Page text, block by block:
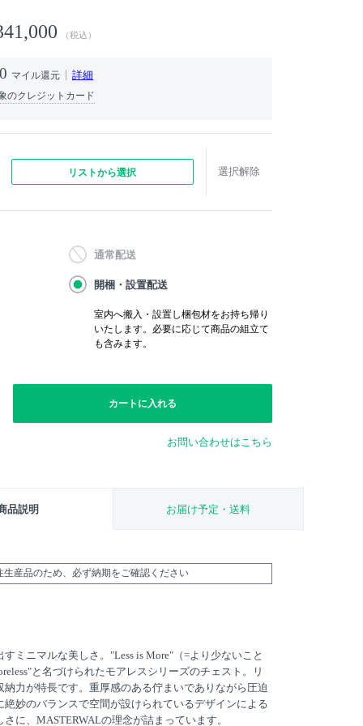
（税込）
マイル還元 詳細
のクレジットカード
リストから選択 選択解除
通常配送
開梱・設置配送
室内へ搬入・設置し梱包材をお持ち帰り
いたします。必要に応じて商品の組立て
も含みます。
カートに入れる
お問い合わせはこちら
品説明 お届け予定・送料
産品のため、必ず納期をご確認ください
ミニマルな美しさ。"Less is More"（=より少ないこと
と名づけられたモアレスシリーズのチェスト。リ
力が特長です。重厚感のある佇まいでありながら圧迫
絶妙のバランスで空間が設けられているデザインによる
に、MASTERWALの理念が詰まっています。